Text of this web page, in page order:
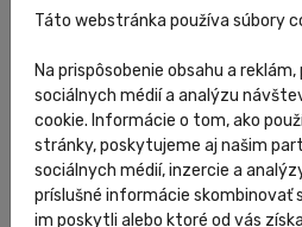
Táto webstránka používa súbory
Na prispôsobenie obsahu a
sociálnych médií a analýzu
cookie. Informácie o tom, ako
stránky, poskytujeme aj našim
sociálnych médií, inzercie a
príslušné informácie skombinovať
im poskytli alebo ktoré od vás